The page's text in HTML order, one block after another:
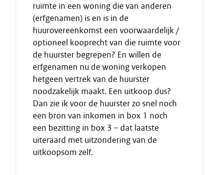
ruimte in een woning die van anderen
(erfgenamen) is en is in de
huurovereenkomst een voorwaardelijk /
optioneel kooprecht van die ruimte voor
de huurster begrepen? En willen de
erfgenamen nu de woning verkopen
hetgeen vertrek van de huurster
noodzakelijk maakt. Een uitkoop dus?
Dan zie ik voor de huurster zo snel noch
een bron van inkomen in box 1 noch
een bezitting in box 3 – dat laatste
uiteraard met uitzondering van de
uitkoopsom zelf.